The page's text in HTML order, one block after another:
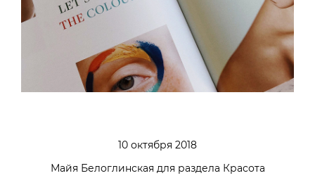
10 октября 2018
Майя Белоглинская для раздела Красота